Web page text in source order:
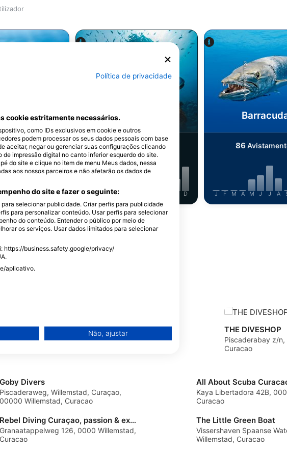
J J A S O N D
iStock/ultramarinfoto
233Avistamentos
J F M A D
iStock-Global_Pics
86
J F M A M J J A
Mostrar mais animais
de mergulho
Willemstad,
Divers Republic
Playa Daaibooi z/n, 0000CW St
THE DIVESHOP
Piscaderabay z/
Curacao
Goby Divers
Piscaderaweg, Willemstad, Curaçao,
00000 Willemstad, Curacao
Rebel Diving Curaçao, passion & excellence
Granaatappelweg 126, 0000 Willemstad,
Curacao
Kaya Libertadora 42B,
Curacao
The Little Green Boat
Vissershaven Spaanse
Willemstad, Curacao
Política de privacidade
cookie estritamente necessários.
como IDs exclusivos em cookie e outros
podem processar os seus dados pessoais com base
aceitar, negar ou gerenciar suas configurações clicando
impressão digital no canto inferior esquerdo do site.
do site e clique no item de menu Meus dados, nessa
aos nossos parceiros e não afetarão os dados de
do site e fazer o seguinte:
selecionar publicidade. Criar perfis para publicidade
para personalizar conteúdo. Usar perfis para selecionar
do conteúdo. Entender o público por meio de
os serviços. Usar dados limitados para selecionar
https://business.safety.google/privacy/
aplicativo.
Não, ajustar